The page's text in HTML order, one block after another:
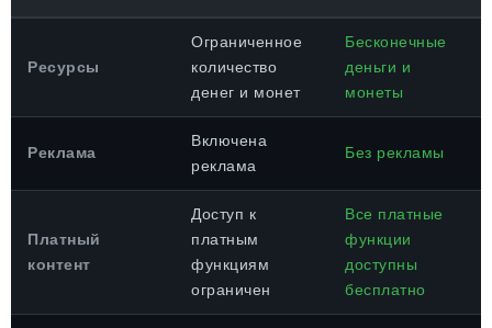
Ресурсы
Ограниченное
количество
денег и монет
Бесконечные
деньги и
монеты
Реклама
Включена
реклама
Без рекламы
Платный
контент
Доступ к
платным
функциям
ограничен
Все платные
функции
доступны
бесплатно